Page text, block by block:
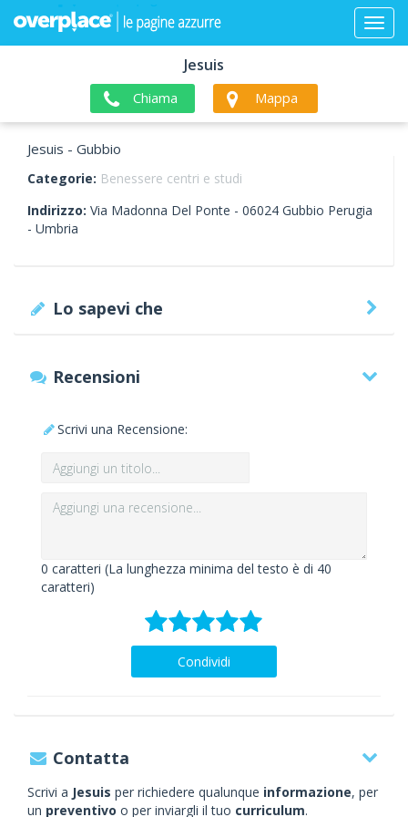
Jesuis
Chiama Mappa
Jesuis - Gubbio
Categorie: Benessere centri e studi
Indirizzo: Via Madonna Del Ponte - 06024 Gubbio Perugia
- Umbria
Lo sapevi che
Recensioni
Scrivi una Recensione:
0 caratteri (La lunghezza minima del testo è di 40
caratteri)
Condividi
Contatta
Scrivi a Jesuis per richiedere qualunque informazione, per
un preventivo o per inviargli il tuo curriculum.